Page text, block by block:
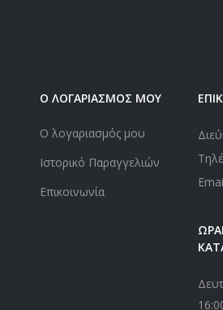
Ο ΛΟΓΑΡΙΑΣΜΟΣ ΜΟΥ
Ο λογαριασμός μου
Ιστορικό Παραγγελιών
Επικοινωνία